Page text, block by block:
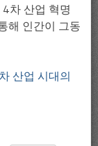
차 산업 혁명
해 인간이 그동
산업 시대의